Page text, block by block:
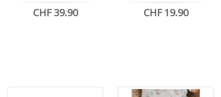
CHF 39.90 CHF 19.90